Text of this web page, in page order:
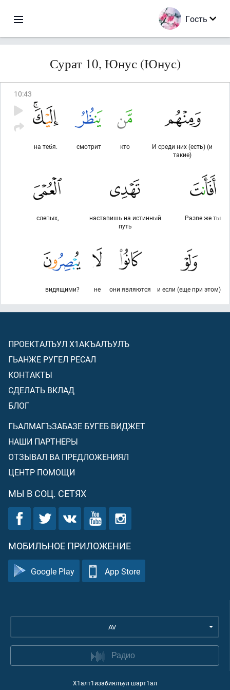
Гость
Сурат 10, Юнус (Юнус)
10:43
И среди них (есть) (и
такие)
кто
смотрит
на тебя.
Разве же ты
наставишь на истинный
путь
слепых,
и если (еще при этом)
они являются
не
видящими?
ПРОЕКТАЛЪУЛ Х1АКЪАЛЪУЛЪ
ГЬАНЖЕ РУГЕЛ РЕСАЛ
КОНТАКТЫ
СДЕЛАТЬ ВКЛАД
БЛОГ
ГЬАЛМАГЪЗАБАЗЕ БУГЕБ ВИДЖЕТ
НАШИ ПАРТНЕРЫ
ОТЗЫВАЛ ВА ПРЕДЛОЖЕНИЯЛ
ЦЕНТР ПОМОЩИ
МЫ В СОЦ. СЕТЯХ
МОБИЛЬНОЕ ПРИЛОЖЕНИЕ
Google Play App Store
AV
Радио
Х1алт1изабиялъул шарт1ал